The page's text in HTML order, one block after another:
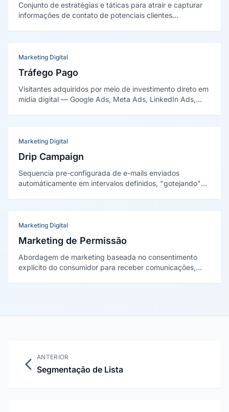
Conjunto de estratégias e táticas para atrair e capturar
informações de contato de potenciais clientes
Marketing Digital
Tráfego Pago
Visitantes adquiridos por meio de investimento direto em
mídia digital — Google Ads, Meta Ads, LinkedIn Ads,
Marketing Digital
Drip Campaign
Sequencia pre-configurada de e-mails enviados
automáticamente em intervalos definidos, "gotejando"
Marketing Digital
Marketing de Permissão
Abordagem de marketing baseada no consentimento
explícito do consumidor para receber comunicações,
ANTERIOR
Segmentação de Lista